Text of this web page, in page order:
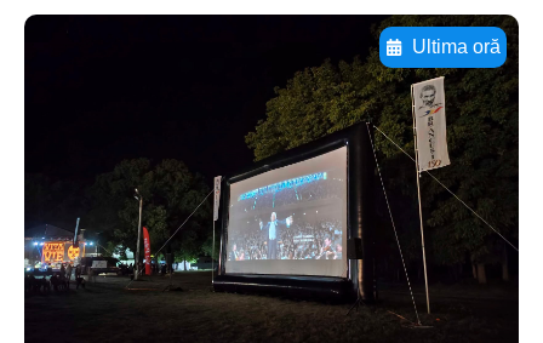
Ultima oră
Adaugă aici textul pentru
subtitluAdaugă aici
textul pentru
subtitluAdaugă aici
textul pentru
subtitluAdaugă aici
textul pentru subti